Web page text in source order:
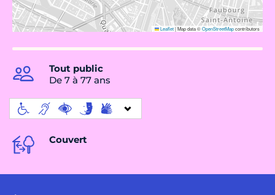
Leaflet|Map data ©OpenStreetMapcontributors
Tout public
De 7 à 77 ans
Couvert